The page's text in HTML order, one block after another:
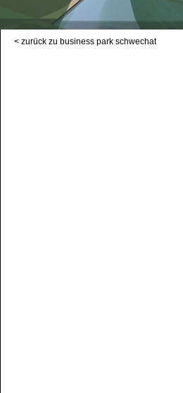
< zurück zu business park schwechat